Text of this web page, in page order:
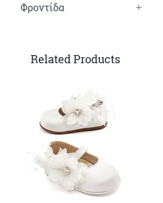
Φροντίδα
Related Products